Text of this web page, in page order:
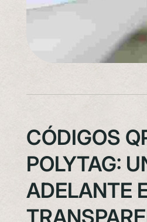
CÓDIGOS
POLYTAG:
ADELANTE